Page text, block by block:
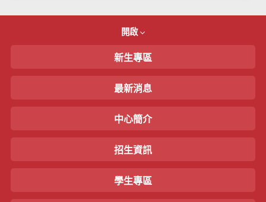
開啟
新生專區
最新消息
中心簡介
招生資訊
學生專區